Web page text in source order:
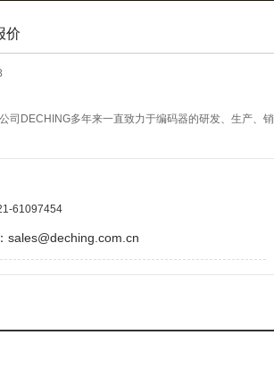
价
司DECHING多年来一直致力于编码器的研发、生产、销
61097454
sales@deching.com.cn